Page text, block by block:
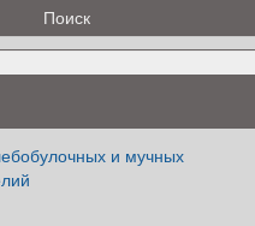
и мучных